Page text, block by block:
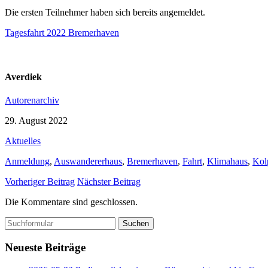
Die ersten Teilnehmer haben sich bereits angemeldet.
Tagesfahrt 2022 Bremerhaven
Averdiek
Autorenarchiv
29. August 2022
Aktuelles
Anmeldung, Auswandererhaus, Bremerhaven, Fahrt, Klimahaus,
Vorheriger Beitrag Nächster Beitrag
Die Kommentare sind geschlossen.
Suchen
nach:
Neueste Beiträge